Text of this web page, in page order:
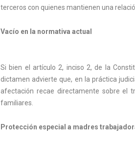
terceros con quienes mantienen una
Vacío en la normativa actual
Si bien el artículo 2, inciso 2, de la
dictamen advierte que, en la práctica
afectación recae directamente sobre el
familiares.
Protección especial a madres